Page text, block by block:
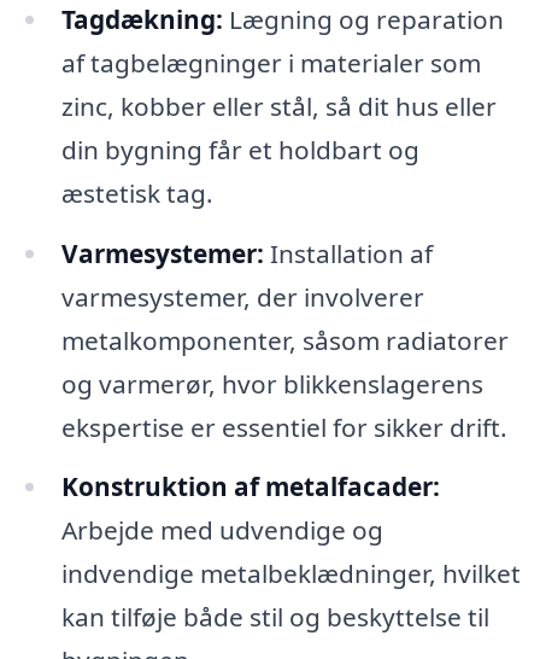
Tagdækning: Lægning og reparation
af tagbelægninger i materialer som
zinc, kobber eller stål, så dit hus eller
din bygning får et holdbart og
æstetisk tag.
Varmesystemer: Installation af
varmesystemer, der involverer
metalkomponenter, såsom radiatorer
og varmerør, hvor blikkenslagerens
ekspertise er essentiel for sikker drift.
Konstruktion af metalfacader:
Arbejde med udvendige og
indvendige metalbeklædninger, hvilket
kan tilføje både stil og beskyttelse til